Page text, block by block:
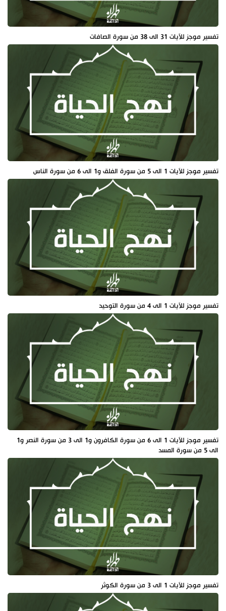
تفسير موجز للآيات 31 الى 38 من سورة الصافات
تفسير موجز للآيات 1 الى 5 من سورة الفلق و1 الى 6 من سورة الناس
تفسير موجز للآيات 1 الى 4 من سورة التوحيد
تفسير موجز للآيات 1 الى 6 من سورة الكافرون و1 الى 3 من سورة النصر و1
الى 5 من سورة المسد
تفسير موجز للآيات 1 الى 3 من سورة الكوثر